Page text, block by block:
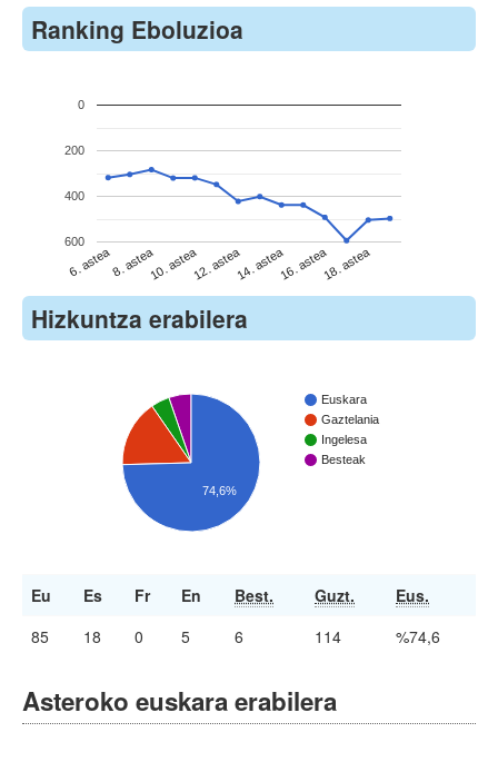
Ranking Eboluzioa
6. astea8. astea10. astea12. astea14. astea16. astea18. astea
0
200
400
600
Hizkuntza erabilera
Euskara
Gaztelania
Ingelesa
Besteak
74,6%
Eu Es Fr En Best. Guzt.
Eus.
85
18 0 5 6 114 %74,6
Asteroko euskara erabilera